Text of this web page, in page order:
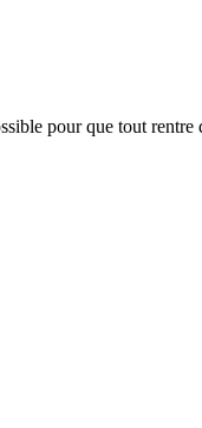
pour que tout rentre